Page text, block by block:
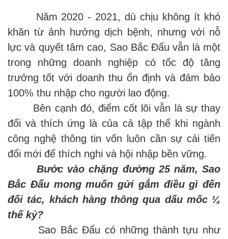
Năm 2020 - 2021, dù chịu không ít khó
khăn từ ảnh hưởng dịch bệnh, nhưng với nỗ
lực và quyết tâm cao, Sao Bắc Đẩu vẫn là một
trong những doanh nghiệp có tốc độ tăng
trưởng tốt với doanh thu ổn định và đảm bảo
100% thu nhập cho người lao động.
Bên cạnh đó, điểm cốt lõi vẫn là sự thay
đổi và thích ứng là của cả tập thể khi ngành
công nghệ thông tin vốn luôn cần sự cải tiến
đổi mới để thích nghi và hội nhập bền vững.
Bước vào chặng đường 25 năm, Sao
Bắc Đẩu mong muốn gửi gắm điều gì đến
đối tác, khách hàng thông qua dấu mốc ¼
thế kỷ?
Sao Bắc Đẩu có những thành tựu như